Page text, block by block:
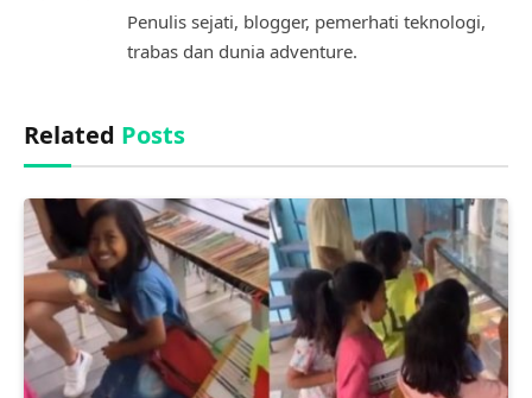
Penulis sejati, blogger, pemerhati teknologi,
trabas dan dunia adventure.
Related Posts